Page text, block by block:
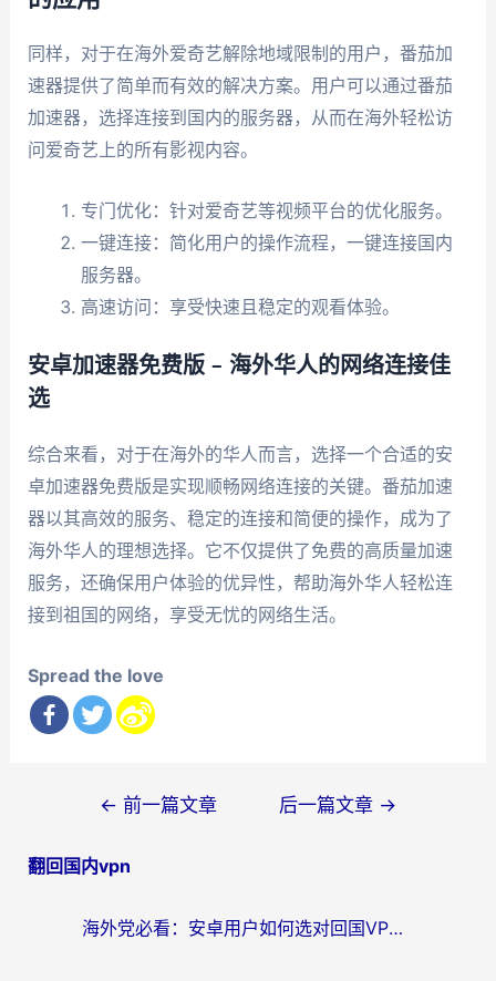
同样，对于在海外爱奇艺解除地域限制的用户，番茄加
速器提供了简单而有效的解决方案。用户可以通过番茄
加速器，选择连接到国内的服务器，从而在海外轻松访
问爱奇艺上的所有影视内容。
专门优化：针对爱奇艺等视频平台的优化服务。
一键连接：简化用户的操作流程，一键连接国内
服务器。
高速访问：享受快速且稳定的观看体验。
安卓加速器免费版 – 海外华人的网络连接佳
选
综合来看，对于在海外的华人而言，选择一个合适的安
卓加速器免费版是实现顺畅网络连接的关键。番茄加速
器以其高效的服务、稳定的连接和简便的操作，成为了
海外华人的理想选择。它不仅提供了免费的高质量加速
服务，还确保用户体验的优异性，帮助海外华人轻松连
接到祖国的网络，享受无忧的网络生活。
Spread the love
导
← 前一篇文章 后一篇文章 →
翻回国内vpn
海外党必看：安卓用户如何选对回国VPN？从踩坑到无缝访问的全攻略